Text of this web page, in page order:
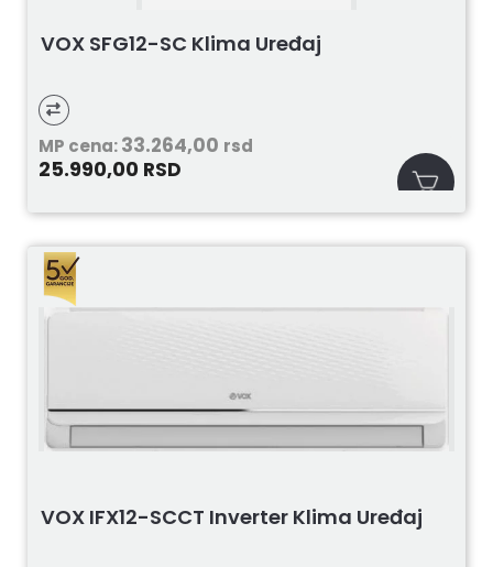
VOX SFG12-SC Klima Uređaj
MP cena:33.264,00 rsd
25.990,00 RSD
VOX IFX12-SCCT Inverter Klima Uređaj